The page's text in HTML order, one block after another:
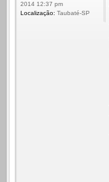
2014 12:37 pm
Localização: Taubaté-SP